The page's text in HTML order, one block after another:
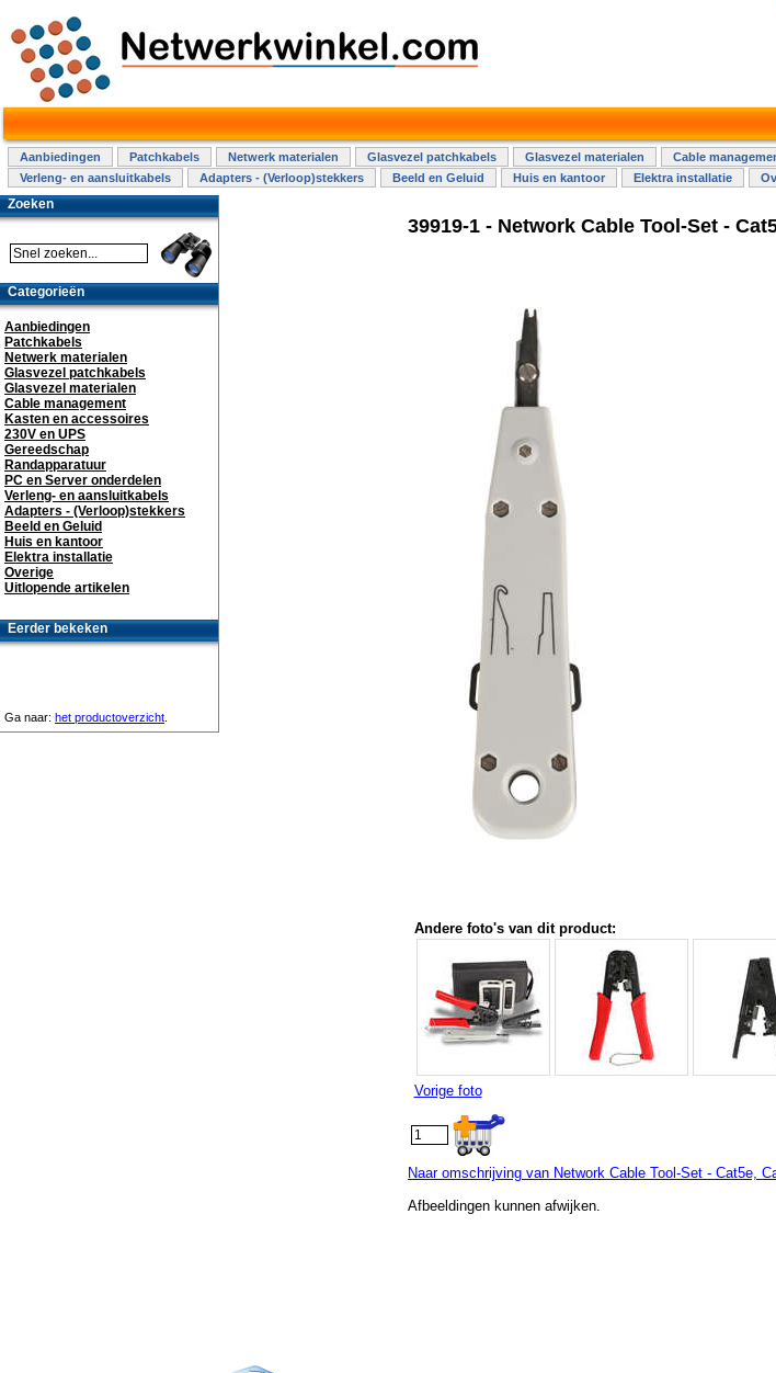
Aanbiedingen Patchkabels Netwerk materialen Glasvezel patchkabels Glasvezel materialen Cable
Verleng- en aansluitkabels
Adapters - (Verloop)stekkers Beeld en Geluid Huis en kantoor Elektra installatie
39919-1 - Network Cable Tool-Set -
Andere foto's van dit product:
Vorige foto
Naar omschrijving van Network Cable Tool-Set - Cat5e,
Afbeeldingen kunnen afwijken.
Zoeken
Categorieën
Aanbiedingen
Patchkabels
Netwerk materialen
Glasvezel patchkabels
Glasvezel materialen
Cable management
Kasten en accessoires
230V en UPS
Gereedschap
Randapparatuur
PC en Server onderdelen
Verleng- en aansluitkabels
Adapters - (Verloop)stekkers
Beeld en Geluid
Huis en kantoor
Elektra installatie
Overige
Uitlopende artikelen
Eerder bekeken
Ga naar: het productoverzicht